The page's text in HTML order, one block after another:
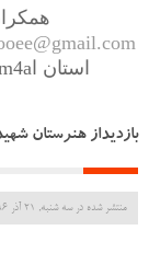
استان ا
بازدیداز هنرستان
منتشر شده در سه شنبه, 21 آذر 1396 12:32